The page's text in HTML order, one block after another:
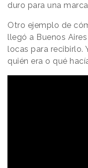
duro para una
Otro ejemplo de
llegó a Buenos
locas para recibirlo.
quién era o qué